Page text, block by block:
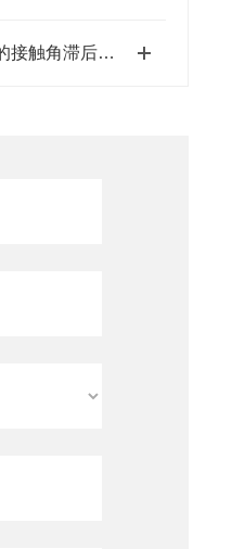
超疏水材料中的接触角滞后现象研究